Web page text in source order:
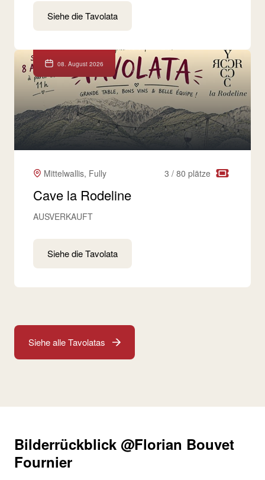
Siehe die Tavolata
08. August 2026
Mittelwallis, Fully 3 / 80 plätze
Cave la Rodeline
AUSVERKAUFT
Siehe die Tavolata
Siehe alle Tavolatas
Bilderrückblick @Florian Bouvet
Fournier